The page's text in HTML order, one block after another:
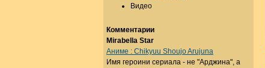
Видео
Комментарии
Mirabella Star
Аниме : Chikyuu Shoujo Arujuna
Имя героини сериала - не "Арджина", а